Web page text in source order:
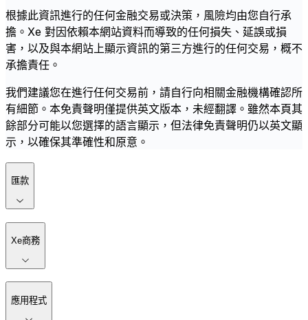
根據此資訊進行的任何金融交易或決策，風險均由您自行承
擔。Xe 對因依賴本網站資料而導致的任何損失、延誤或損
害，以及與本網站上顯示資訊的第三方進行的任何交易，概不
承擔責任。
我們建議您在進行任何交易前，請自行向相關金融機構確認所
有細節。本免責聲明僅提供英文版本，未經翻譯。雖然本頁其
餘部分可能以您選擇的語言顯示，但法律免責聲明仍以英文顯
示，以確保其準確性和原意。
匯款
Xe商務
應用程式